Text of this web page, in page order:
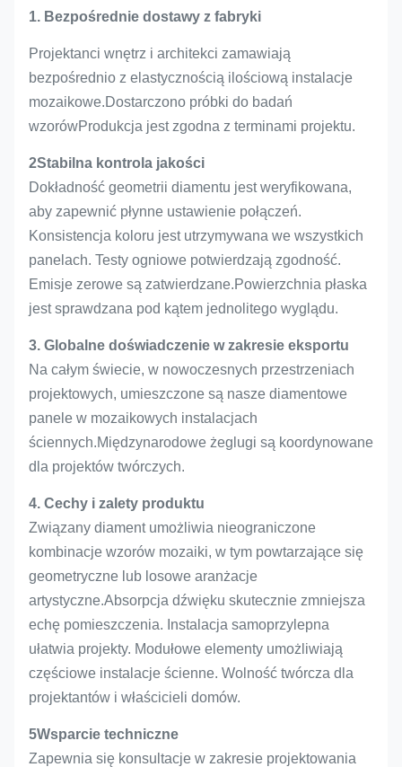
1. Bezpośrednie dostawy z fabryki
Projektanci wnętrz i architekci zamawiają
bezpośrednio z elastycznością ilościową instalacje
mozaikowe.Dostarczono próbki do badań
wzorówProdukcja jest zgodna z terminami projektu.
2Stabilna kontrola jakości
Dokładność geometrii diamentu jest weryfikowana,
aby zapewnić płynne ustawienie połączeń.
Konsistencja koloru jest utrzymywana we wszystkich
panelach. Testy ogniowe potwierdzają zgodność.
Emisje zerowe są zatwierdzane.Powierzchnia płaska
jest sprawdzana pod kątem jednolitego wyglądu.
3. Globalne doświadczenie w zakresie eksportu
Na całym świecie, w nowoczesnych przestrzeniach
projektowych, umieszczone są nasze diamentowe
panele w mozaikowych instalacjach
ściennych.Międzynarodowe żeglugi są koordynowane
dla projektów twórczych.
4. Cechy i zalety produktu
Związany diament umożliwia nieograniczone
kombinacje wzorów mozaiki, w tym powtarzające się
geometryczne lub losowe aranżacje
artystyczne.Absorpcja dźwięku skutecznie zmniejsza
echę pomieszczenia. Instalacja samoprzylepna
ułatwia projekty. Modułowe elementy umożliwiają
częściowe instalacje ścienne. Wolność twórcza dla
projektantów i właścicieli domów.
5Wsparcie techniczne
Zapewnia się konsultacje w zakresie projektowania